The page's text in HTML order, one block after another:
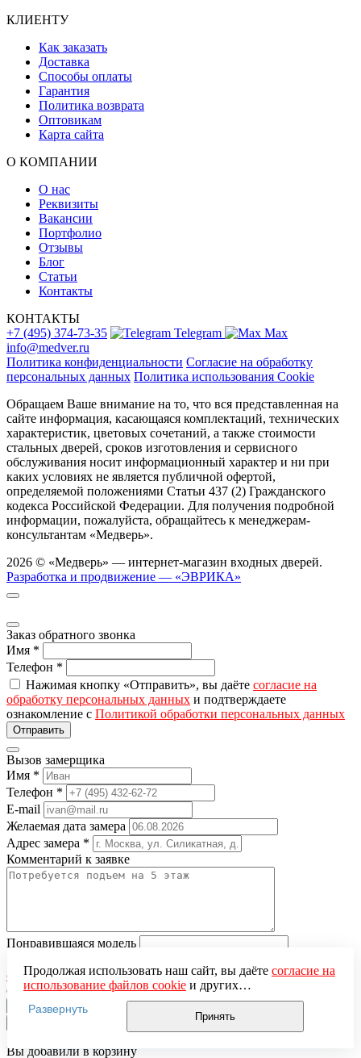
КЛИЕНТУ
Как заказать
Доставка
Способы оплаты
Гарантия
Политика возврата
Оптовикам
Карта сайта
О КОМПАНИИ
О нас
Реквизиты
Вакансии
Портфолио
Отзывы
Блог
Статьи
Контакты
КОНТАКТЫ
+7 (495) 374-73-35
Telegram
Max
info@medver.ru
Политика конфиденциальности Согласие на обработку
персональных данных Политика использования Cookie
Обращаем Ваше внимание на то, что вся представленная на
сайте информация, касающаяся комплектаций, технических
характеристик, цветовых сочетаний, а также стоимости
стальных дверей, сроков изготовления и сервисного
обслуживания носит информационный характер и ни при
каких условиях не является публичной офертой,
определяемой положениями Статьи 437 (2) Гражданского
кодекса Российской Федерации. Для получения подробной
информации, пожалуйста, обращайтесь к менеджерам-
консультантам «Медверь».
2026 © «Медверь» — интернет-магазин входных дверей.
Разработка и продвижение — «ЭВРИКА»
Заказ обратного звонка
Имя *
Телефон *
Нажимая кнопку «Отправить», вы даёте согласие на
обработку персональных данных и подтверждаете
ознакомление с Политикой обработки персональных данных
Вызов замерщика
Имя *
Телефон *
E-mail
Желаемая дата замера
Адрес замера *
Комментарий к заявке
Понравившаяся модель
обработку персональных данных и подтверждаете
ознакомление сПолитикой обработки персональных данных
Продолжая использовать наш сайт, вы даёте согласие на
использование файлов cookieи других
пользовательских данных (включая IP-адрес, сведения о
местоположении, устройстве, действиях на сайте и т. п.)
для функционирования сайта, проведения
Развернуть
Принять
Вы добавили в корзину